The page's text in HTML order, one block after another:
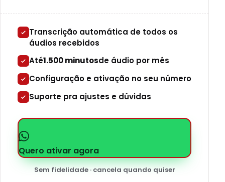
Transcrição automática de todos os
áudios recebidos
Até1.500 minutosde áudio por mês
Configuração e ativação no seu número
Suporte pra ajustes e dúvidas
Quero ativar agora
Sem fidelidade · cancela quando quiser